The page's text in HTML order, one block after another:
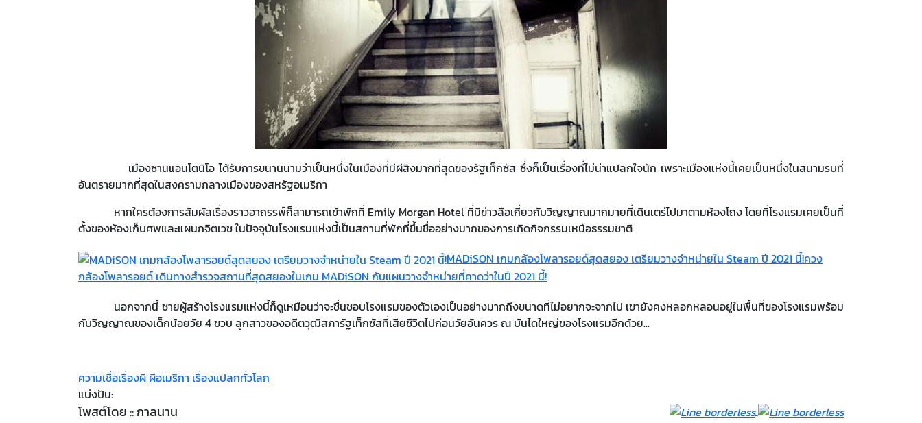
เมืองซานแอนโตนิโอ ได้รับการขนานนามว่าเป็นหนึ่งในเมืองที่มีผีสิงมากที่สุดของรัฐเท็กซัส ซึ่งก็เป็นเรื่องที่ไม่น่าแปลกใจนัก เพราะเมืองแห่งนี้เคยเป็นหนึ่งในสนามรบที่
อันตรายมากที่สุดในสงครามกลางเมืองของสหรัฐอเมริกา
หากใครต้องการสัมผัสเรื่องราวอาถรรพ์ก็สามารถเข้าพักที่ Emily Morgan Hotel ที่มีข่าวลือเกี่ยวกับวิญญาณมากมายที่เดินเตร่ไปมาตามห้องโถง โดยที่โรงแรมเคยเป็นที่
ตั้งของห้องเก็บศพและแผนกจิตเวช ในปัจจุบันโรงแรมแห่งนี้เป็นสถานที่พักที่ขึ้นชื่ออย่างมากของการเกิดกิจกรรมเหนือธรรมชาติ
MADiSON เกมกล้องโพลารอยด์สุดสยอง เตรียมวางจำหน่ายใน Steam ปี 2021 นี้!ควง
กล้องโพลารอยด์ เดินทางสำรวจสถานที่สุดสยองในเกม MADiSON กับแผนวางจำหน่ายที่คาดว่าในปี 2021 นี้!
นอกจากนี้ ชายผู้สร้างโรงแรมแห่งนี้ก็ดูเหมือนว่าจะชื่นชอบโรงแรมของตัวเองเป็นอย่างมากถึงขนาดที่ไม่อยากจะจากไป เขายังคงหลอกหลอนอยู่ในพื้นที่ของโรงแรมพร้อม
กับวิญญาณของเด็กน้อยวัย 4 ขวบ ลูกสาวของอดีตวุฒิสภารัฐเท็กซัสที่เสียชีวิตไปก่อนวัยอันควร ณ บันไดใหญ่ของโรงแรมอีกด้วย...
ความเชื่อเรื่องผี ผีอเมริกา เรื่องแปลกทั่วโลก
แบ่งปัน:
โพสต์โดย :: กาลนาน